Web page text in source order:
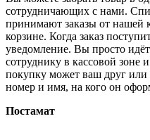
сотрудничающих с нами.
принимают заказы от нашей
корзине. Когда заказ
уведомление. Вы просто
сотруднику в кассовой зоне
покупку может ваш друг или
номер и имя, на кого он
Постамат